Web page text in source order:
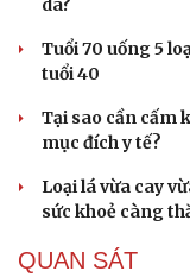
da?
Tuổi 70 uống 5
tuổi 40
Tại sao cần cấm
mục đích y tế?
Loại lá vừa cay
sức khoẻ càng
QUAN SÁT